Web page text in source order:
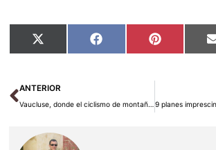
Compartir
en
X
(Twitter)
Compartir
en
Facebook Compartir
en
Pinterest
Ant
ANTERIOR
Vaucluse, donde el ciclismo de montaña se fusiona con la historia y el turismo rural